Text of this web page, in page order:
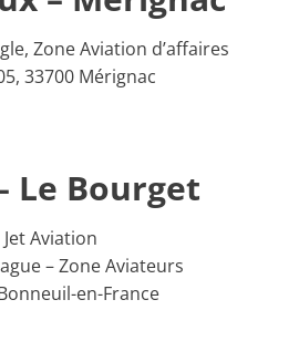
Zone Aviation d’affaires
33700 Mérignac
Le Bourget
Jet Aviation
– Zone Aviateurs
en-France